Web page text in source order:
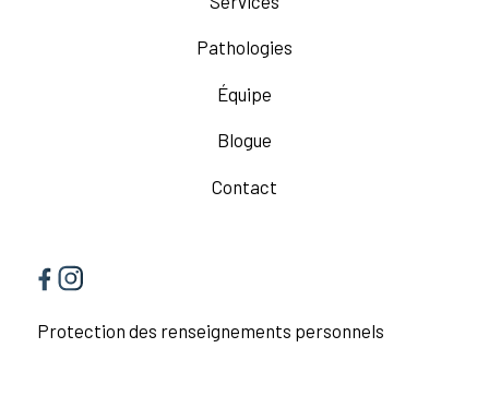
Pathologies
Équipe
Blogue
Contact
Protection des renseignements personnels